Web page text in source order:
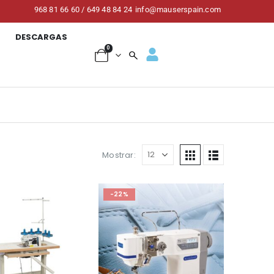
968 81 66 60 / 649 48 84 24 info@mauserspain.com
DESCARGAS
0
Mostrar:
-22%